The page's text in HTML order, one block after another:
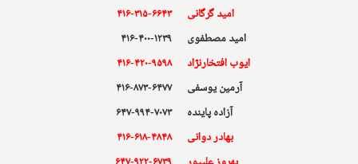
امید گرگانی
۴۱۶-۳۱۵-۶۶۴۳
امید مصطفوی
۴۱۶-۴۰۰-۱۲۳۹
ایوب افتخارنژاد
۴۱۶-۴۲۰-۹۵۹۸
آرمین یوسفی
۴۱۶-۸۷۳-۶۴۷۷
آزاده پاینده
۶۴۷-۹۹۴-۷۰۷۳
بهادر دوانی
۴۱۶-۶۱۸-۴۸۴۸